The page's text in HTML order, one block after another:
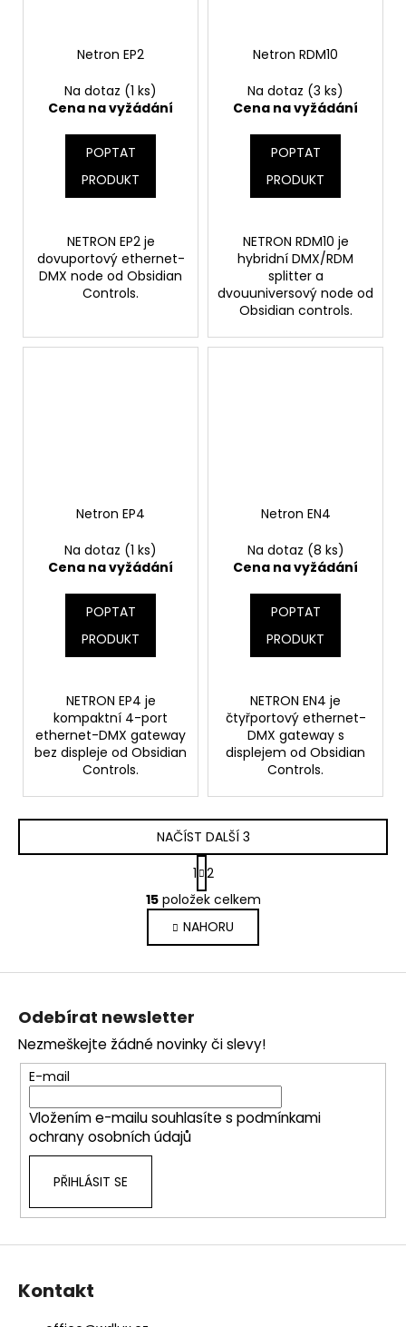
Netron EP2
Na dotaz (1 ks)
Cena na vyžádání
POPTAT
PRODUKT
NETRON EP2 je
dovuportový ethernet-
DMX node od Obsidian
Controls.
Netron RDM10
Na dotaz (3 ks)
Cena na vyžádání
POPTAT
PRODUKT
NETRON RDM10 je
hybridní DMX/RDM
splitter a
dvouuniversový node od
Obsidian controls.
Netron EP4
Na dotaz (1 ks)
Cena na vyžádání
POPTAT
PRODUKT
NETRON EP4 je
kompaktní 4-port
ethernet-DMX gateway
bez displeje od Obsidian
Controls.
Netron EN4
Na dotaz (8 ks)
Cena na vyžádání
POPTAT
PRODUKT
NETRON EN4 je
čtyřportový ethernet-
DMX gateway s
displejem od Obsidian
Controls.
O
v
l
á
d
p
r
v
k
y
u
NAČÍST DALŠÍ 3
S
t
r
á
n
k
1 2
15položek celkem
NAHORU
Z
Odebírat newsletter
Nezmeškejte žádné novinky či slevy!
E-mail
Vložením e-mailu souhlasíte s podmínkami
ochrany osobních údajů
PŘIHLÁSIT SE
Kontakt